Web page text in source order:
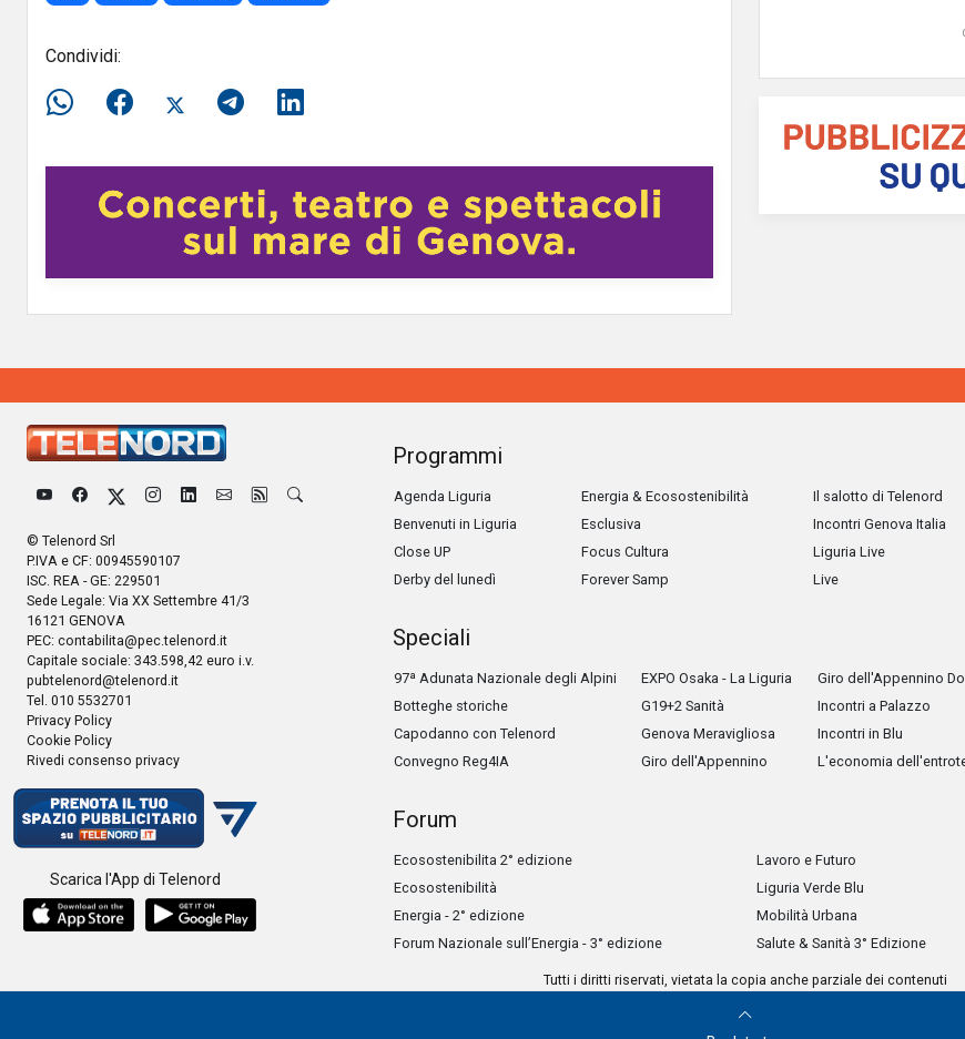
Condividi:
© Telenord Srl
P.IVA e CF: 00945590107
ISC. REA - GE: 229501
Sede Legale: Via XX Settembre 41/3
16121 GENOVA
PEC: contabilita@pec.telenord.it
Capitale sociale: 343.598,42 euro i.v.
pubtelenord@telenord.it
Tel. 010 5532701
Privacy Policy
Cookie Policy
Rivedi consenso privacy
Scarica l'App di Telenord
Programmi
Agenda Liguria
Benvenuti in Liguria
Close UP
Derby del lunedì
Energia & Ecosostenibilità
Esclusiva
Focus Cultura
Forever Samp
Il salotto di Telenord
Incontri Genova Italia
Liguria Live
Live
Speciali
97ª Adunata Nazionale degli Alpini
Botteghe storiche
Capodanno con Telenord
Convegno Reg4IA
EXPO Osaka - La Liguria
G19+2 Sanità
Genova Meravigliosa
Giro dell'Appennino
Giro dell'Appennino
Incontri a Palazzo
Incontri in Blu
L'economia
Forum
Ecosostenibilita 2° edizione
Ecosostenibilità
Energia - 2° edizione
Forum Nazionale sull’Energia - 3° edizione
Lavoro e Futuro
Liguria Verde Blu
Mobilità Urbana
Salute & Sanità 3° Edizione
Tutti i diritti riservati, vietata la copia anche parziale dei contenuti